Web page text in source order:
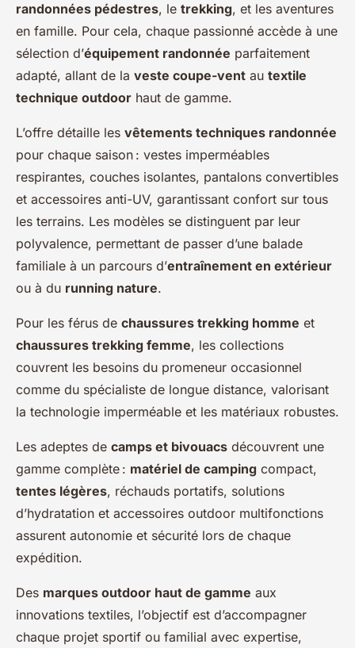
randonnées pédestres, le trekking, et les aventures
en famille. Pour cela, chaque passionné accède à une
sélection d’équipement randonnée parfaitement
adapté, allant de la veste coupe-vent au textile
technique outdoor haut de gamme.
L’offre détaille les vêtements techniques randonnée
pour chaque saison : vestes imperméables
respirantes, couches isolantes, pantalons convertibles
et accessoires anti-UV, garantissant confort sur tous
les terrains. Les modèles se distinguent par leur
polyvalence, permettant de passer d’une balade
familiale à un parcours d’entraînement en extérieur
ou à du running nature.
Pour les férus de chaussures trekking homme et
chaussures trekking femme, les collections
couvrent les besoins du promeneur occasionnel
comme du spécialiste de longue distance, valorisant
la technologie imperméable et les matériaux robustes.
Les adeptes de camps et bivouacs découvrent une
gamme complète : matériel de camping compact,
tentes légères, réchauds portatifs, solutions
d’hydratation et accessoires outdoor multifonctions
assurent autonomie et sécurité lors de chaque
expédition.
Des marques outdoor haut de gamme aux
innovations textiles, l’objectif est d’accompagner
chaque projet sportif ou familial avec expertise,